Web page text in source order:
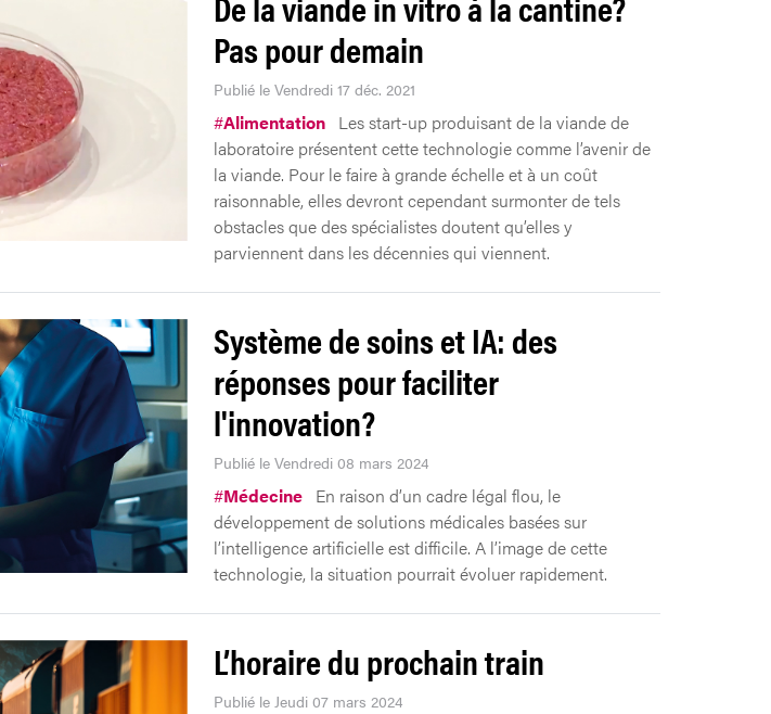
Pas pour demain
Publié le Vendredi 17 déc. 2021
#Alimentation Les start-up produisant de la viande de
laboratoire présentent cette technologie comme l’avenir de
la viande. Pour le faire à grande échelle et à un coût
raisonnable, elles devront cependant surmonter de tels
obstacles que des spécialistes doutent qu’elles y
parviennent dans les décennies qui viennent.
Système de soins et IA: des
réponses pour faciliter
l'innovation?
Publié le Vendredi 08 mars 2024
#Médecine En raison d’un cadre légal flou, le
développement de solutions médicales basées sur
l’intelligence artificielle est difficile. A l’image de cette
technologie, la situation pourrait évoluer rapidement.
L’horaire du prochain train
Publié le Jeudi 07 mars 2024